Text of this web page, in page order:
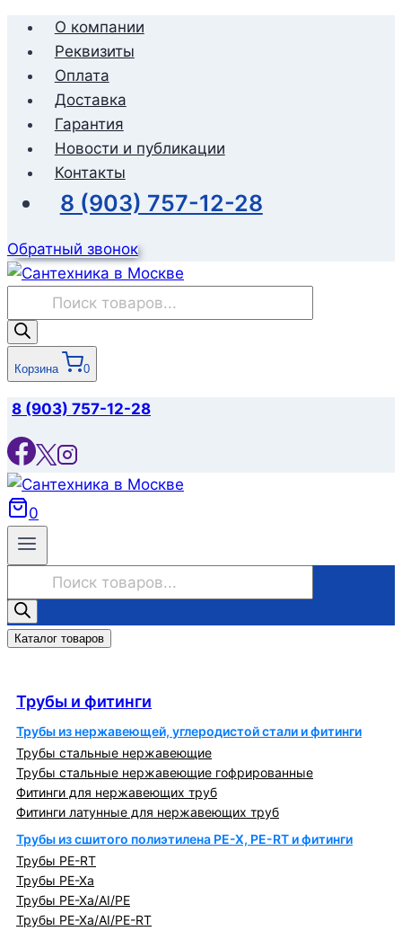
Перейти
содержимому
О компании
Реквизиты
Оплата
Доставка
Гарантия
Новости и публикации
Контакты
8 (903) 757-12-28
Обратный звонок
товаров
Корзина 0
8 (903) 757-12-28
0
товаров
Каталог товаров
Трубы и фитинги
Трубы из нержавеющей, углеродистой стали и фитинги
Трубы стальные нержавеющие
Трубы стальные нержавеющие гофрированные
Фитинги для нержавеющих труб
Фитинги латунные для нержавеющих труб
Трубы из сшитого полиэтилена PE-X, PE-RT и фитинги
Трубы PE-RT
Трубы PE-Xa
Трубы PE-Xa/AI/PE
Трубы PE-Xa/AI/PE-RT